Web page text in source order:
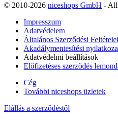
© 2010-2026 niceshops GmbH - All
Impresszum
Adatvédelem
Általános Szerződési
Akadálymentesítési
Adatvédelmi beállítások
Előfizetéses szerződés
Cég
További niceshops üzletek
Elállás a szerződéstől